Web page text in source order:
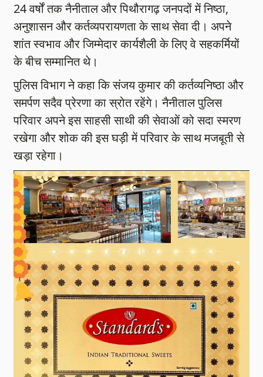
24 वर्षों तक नैनीताल और पिथौरागढ़ जनपदों में निष्ठा,
अनुशासन और कर्तव्यपरायणता के साथ सेवा दी। अपने
शांत स्वभाव और जिम्मेदार कार्यशैली के लिए वे सहकर्मियों
के बीच सम्मानित थे।
पुलिस विभाग ने कहा कि संजय कुमार की कर्तव्यनिष्ठा और
समर्पण सदैव प्रेरणा का स्रोत रहेंगे। नैनीताल पुलिस
परिवार अपने इस साहसी साथी की सेवाओं को सदा स्मरण
रखेगा और शोक की इस घड़ी में परिवार के साथ मजबूती से
खड़ा रहेगा।